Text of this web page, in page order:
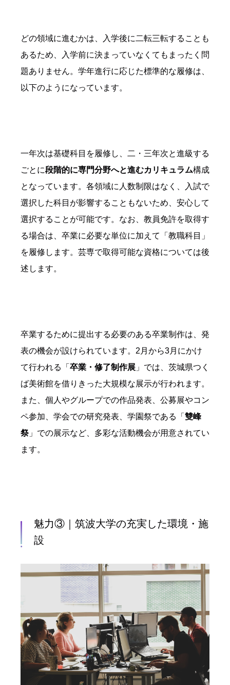
どの領域に進むかは、入学後に二転三転することも
あるため、入学前に決まっていなくてもまったく問
題ありません。学年進行に応じた標準的な履修は、
以下のようになっています。
一年次は基礎科目を履修し、二・三年次と進級する
ごとに段階的に専門分野へと進むカリキュラム構成
となっています。各領域に人数制限はなく、入試で
選択した科目が影響することもないため、安心して
選択することが可能です。なお、教員免許を取得す
る場合は、卒業に必要な単位に加えて「教職科目」
を履修します。芸専で取得可能な資格については後
述します。
卒業するために提出する必要のある卒業制作は、発
表の機会が設けられています。2月から3月にかけ
て行われる「 卒業・修了制作展 」では、茨城県つく
ば美術館を借りきった大規模な展示が行われます。
また、個人やグループでの作品発表、公募展やコン
ペ参加、学会での研究発表、学園祭である「 雙峰
祭」での展示など、多彩な活動機会が用意されてい
ます。
魅力③｜筑波大学の充実した環境・施
設